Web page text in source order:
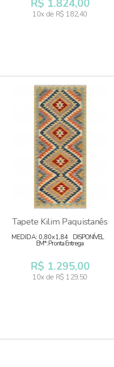
R$ 1.824,00
10x de R$ 182,40
Tapete Kilim Paquistanês
MEDIDA: 0,80x1,84 DISPONÍVEL
EM*: Pronta Entrega
R$ 1.295,00
10x de R$ 129,50